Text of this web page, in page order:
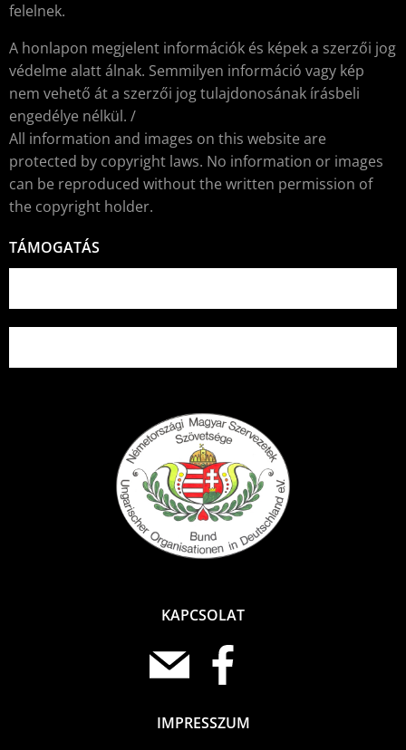
felelnek.
A honlapon megjelent információk és képek a szerzői jog
védelme alatt álnak. Semmilyen információ vagy kép
nem vehető át a szerzői jog tulajdonosának írásbeli
engedélye nélkül. /
All information and images on this website are
protected by copyright laws. No information or images
can be reproduced without the written permission of
the copyright holder.
TÁMOGATÁS
KAPCSOLAT
IMPRESSZUM